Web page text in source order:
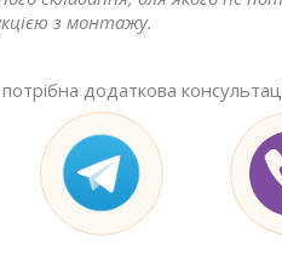
з монтажу.
додаткова